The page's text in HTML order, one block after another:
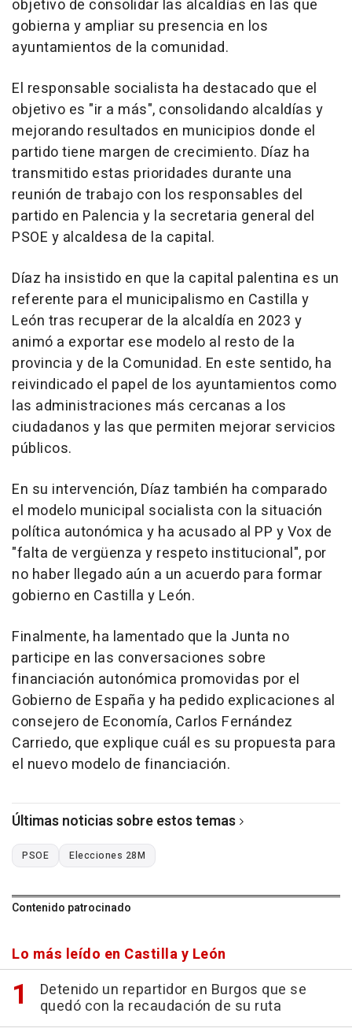
objetivo de consolidar las alcaldías en las que
gobierna y ampliar su presencia en los
ayuntamientos de la comunidad.
El responsable socialista ha destacado que el
objetivo es "ir a más", consolidando alcaldías y
mejorando resultados en municipios donde el
partido tiene margen de crecimiento. Díaz ha
transmitido estas prioridades durante una
reunión de trabajo con los responsables del
partido en Palencia y la secretaria general del
PSOE y alcaldesa de la capital.
Díaz ha insistido en que la capital palentina es un
referente para el municipalismo en Castilla y
León tras recuperar de la alcaldía en 2023 y
animó a exportar ese modelo al resto de la
provincia y de la Comunidad. En este sentido, ha
reivindicado el papel de los ayuntamientos como
las administraciones más cercanas a los
ciudadanos y las que permiten mejorar servicios
públicos.
En su intervención, Díaz también ha comparado
el modelo municipal socialista con la situación
política autonómica y ha acusado al PP y Vox de
"falta de vergüenza y respeto institucional", por
no haber llegado aún a un acuerdo para formar
gobierno en Castilla y León.
Finalmente, ha lamentado que la Junta no
participe en las conversaciones sobre
financiación autonómica promovidas por el
Gobierno de España y ha pedido explicaciones al
consejero de Economía, Carlos Fernández
Carriedo, que explique cuál es su propuesta para
el nuevo modelo de financiación.
Últimas noticias sobre estos temas
PSOE Elecciones 28M
Contenido patrocinado
Lo más leído en Castilla y León
Detenido un repartidor en Burgos que se
quedó con la recaudación de su ruta